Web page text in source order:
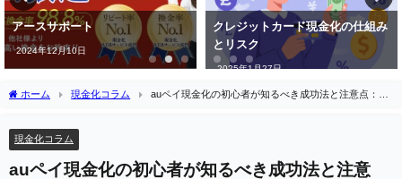
クレジットカード現金化の仕組み
とリスク
2025年1月27日
ユーウォレット
2025年2月16日
ホーム 現金化コラム
auペイ現金化の初心者が知るべき成功法と注意点：実
現金化コラム
auペイ現金化の初心者が知るべき成功法と注意